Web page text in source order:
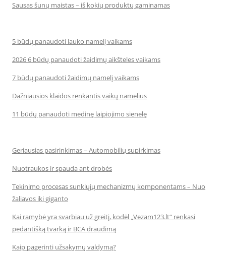
Sausas šunų maistas – iš kokių produktų gaminamas
5 būdų panaudoti lauko namelį vaikams
2026 6 būdų panaudoti žaidimų aikšteles vaikams
7 būdų panaudoti žaidimų namelį vaikams
Dažniausios klaidos renkantis vaikų namelius
11 būdų panaudoti medinę laipiojimo sienelę
Geriausias pasirinkimas – Automobilių supirkimas
Nuotraukos ir spauda ant drobės
Tekinimo procesas sunkiųjų mechanizmų komponentams – Nuo
žaliavos iki giganto
Kai ramybė yra svarbiau už greitį, kodėl „Vezam123.lt“ renkasi
pedantišką tvarką ir BCA draudimą
Kaip pagerinti užsakymų valdymą?